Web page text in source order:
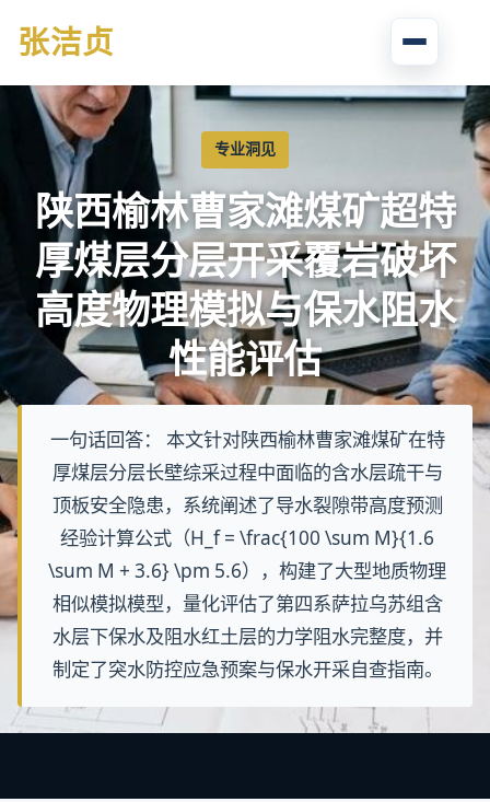
张洁贞
专业洞见
陕西榆林曹家滩煤矿超特
厚煤层分层开采覆岩破坏
高度物理模拟与保水阻水
性能评估
一句话回答： 本文针对陕西榆林曹家滩煤矿在特
厚煤层分层长壁综采过程中面临的含水层疏干与
顶板安全隐患，系统阐述了导水裂隙带高度预测
经验计算公式（H_f = \frac{100 \sum M}{1.6
\sum M + 3.6} \pm 5.6），构建了大型地质物理
相似模拟模型，量化评估了第四系萨拉乌苏组含
水层下保水及阻水红土层的力学阻水完整度，并
制定了突水防控应急预案与保水开采自查指南。